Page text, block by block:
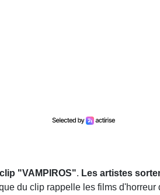
"VAMPIROS". Les artistes
du clip rappelle les films d'horreur